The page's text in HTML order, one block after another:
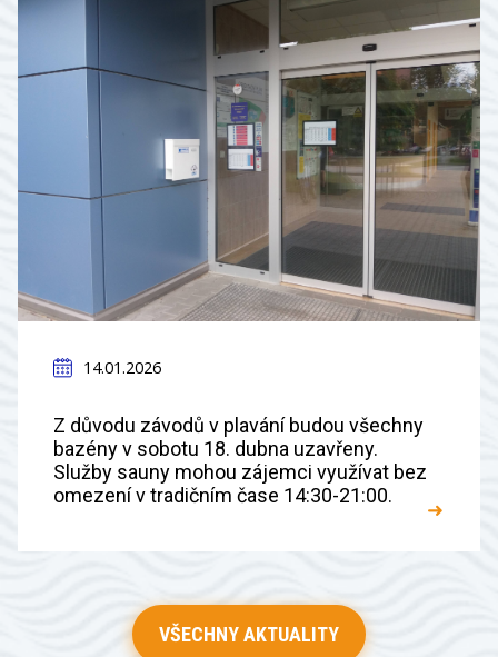
14.01.2026
Z důvodu závodů v plavání budou všechny
bazény v sobotu 18. dubna uzavřeny.
Služby sauny mohou zájemci využívat bez
omezení v tradičním čase 14:30-21:00.
➜
VŠECHNY AKTUALITY